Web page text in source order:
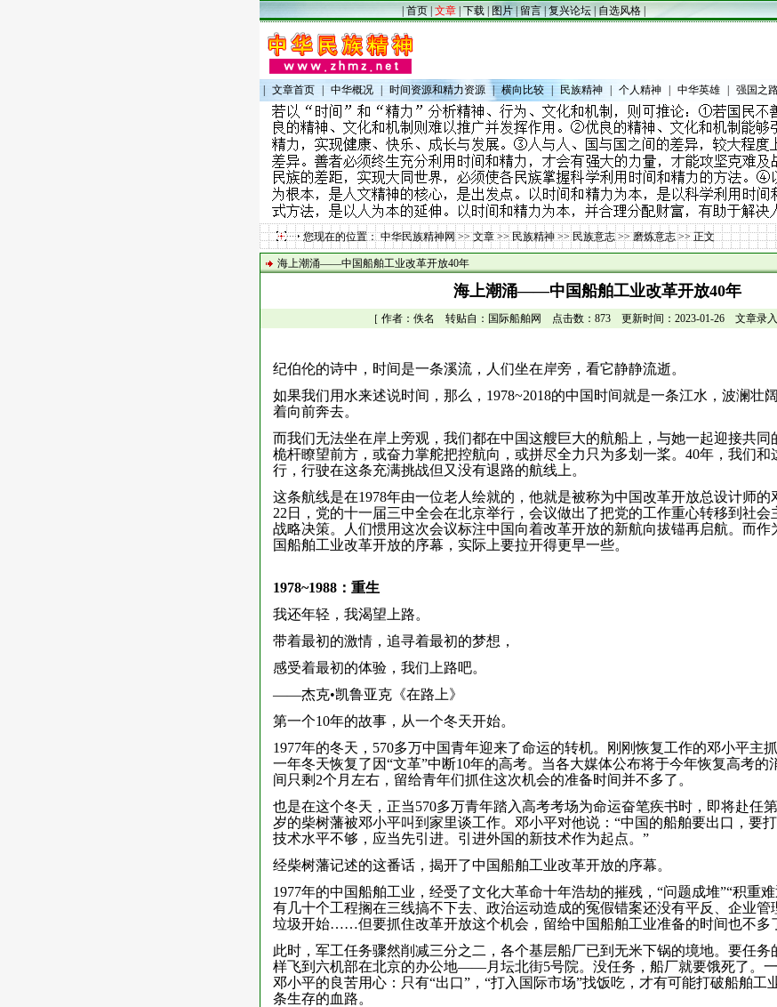
|首页|文章|下载| 图片|留言|复兴论坛 |自选风格
文章首页 中华概况 时间资源和精力资源 | 横向比较 民族精神 个人精神 中华英雄 强国之
您现在的位置：中华民族精神网>>文章>>民族精神>>民族意志>>磨炼意志>> 正文
海上潮涌——中国船舶工业改革开放40年
海上潮涌——中国船舶工业改革开放40年
［ 作者：佚名 转贴自：国际船舶网 点击数：873 更新时间：2023-01-26 文章录入
纪伯伦的诗中，时间是一条溪流，人们坐在岸旁，看它静静流逝。
如果我们用水来述说时间，那么，1978~2018的中国时间就是一条江水，波澜壮
着向前奔去。
而我们无法坐在岸上旁观，我们都在中国这艘巨大的航船上，与她一起迎接共同
桅杆瞭望前方，或奋力掌舵把控航向，或拼尽全力只为多划一桨。40年，我们和
行，行驶在这条充满挑战但又没有退路的航线上。
这条航线是在1978年由一位老人绘就的，他就是被称为中国改革开放总设计师的
22日，党的十一届三中全会在北京举行，会议做出了把党的工作重心转移到社会
战略决策。人们惯用这次会议标注中国向着改革开放的新航向拔锚再启航。而作
国船舶工业改革开放的序幕，实际上要拉开得更早一些。
1978~1988：重生
我还年轻，我渴望上路。
带着最初的激情，追寻着最初的梦想，
感受着最初的体验，我们上路吧。
——杰克•凯鲁亚克《在路上》
第一个10年的故事，从一个冬天开始。
1977年的冬天，570多万中国青年迎来了命运的转机。刚刚恢复工作的邓小平主
一年冬天恢复了因“文革”中断10年的高考。当各大媒体公布将于今年恢复高考的
间只剩2个月左右，留给青年们抓住这次机会的准备时间并不多了。
也是在这个冬天，正当570多万青年踏入高考考场为命运奋笔疾书时，即将赴任
岁的柴树藩被邓小平叫到家里谈工作。邓小平对他说：“中国的船舶要出口，要
技术水平不够，应当先引进。引进外国的新技术作为起点。”
经柴树藩记述的这番话，揭开了中国船舶工业改革开放的序幕。
1977年的中国船舶工业，经受了文化大革命十年浩劫的摧残，“问题成堆”“积重难
有几十个工程搁在三线搞不下去、政治运动造成的冤假错案还没有平反、企业管
垃圾开始……但要抓住改革开放这个机会，留给中国船舶工业准备的时间也不多
此时，军工任务骤然削减三分之二，各个基层船厂已到无米下锅的境地。要任务
样飞到六机部在北京的办公地——月坛北街5号院。没任务，船厂就要饿死了。
邓小平的良苦用心：只有“出口”，“打入国际市场”找饭吃，才有可能打破船舶工
条生存的血路。